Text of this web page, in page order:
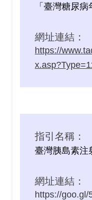
「臺灣糖尿病
網址連結：
https://
指引名稱：
臺灣胰島素注
網址連結：
https://goo.gl/